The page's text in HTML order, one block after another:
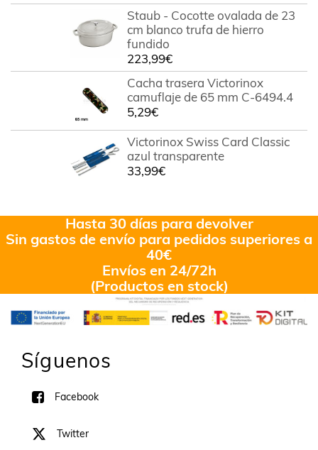
Staub - Cocotte ovalada de 23
cm blanco trufa de hierro
fundido
223,99€
Cacha trasera Victorinox
camuflaje de 65 mm C-6494.4
5,29€
Victorinox Swiss Card Classic
azul transparente
33,99€
Hasta 30 días para devolver
Sin gastos de envío para pedidos superiores a
40€
Envíos en 24/72h
(Productos en stock)
Síguenos
Facebook
Twitter